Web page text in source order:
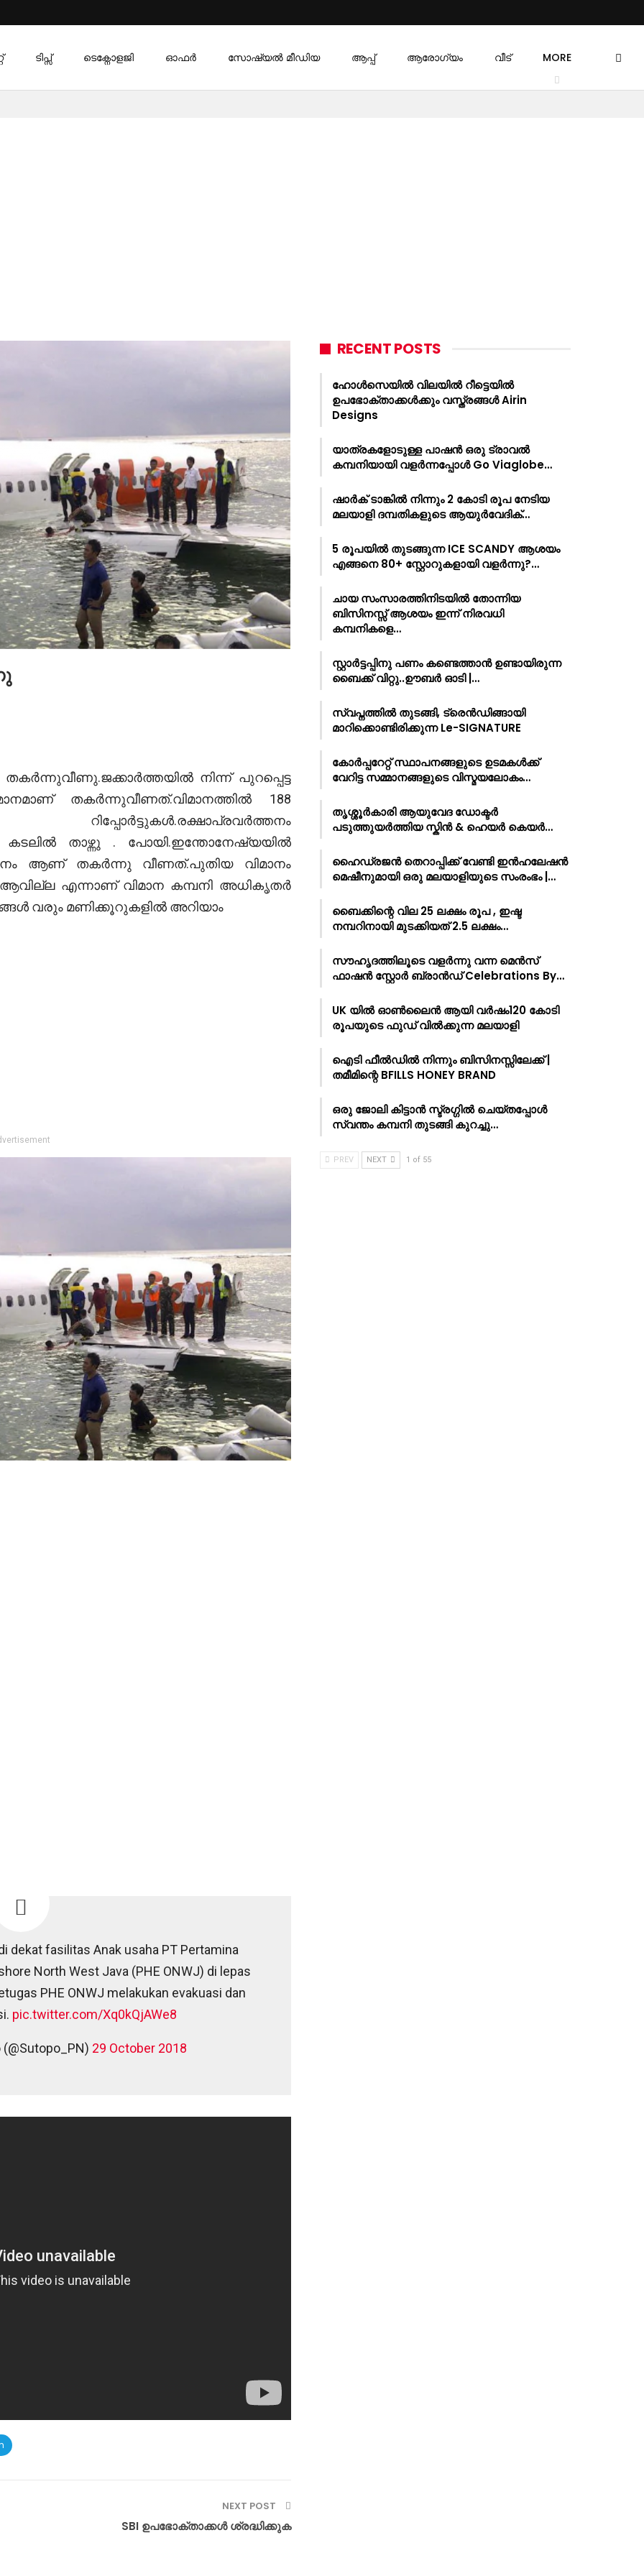
ടിപ്സ് ടെക്നോളജി ഓഫര്‍ സോഷ്യൽ മീഡിയ ആപ്പ് ആരോഗ്യം വീട് MORE
നിന്ന് പുറപ്പെട്ട
തകർന്നുവീണത്.വിമാനത്തിൽ 188
താഴ്ന്നു . പോയി.ഇന്തോനേഷ്യയിൽ
ആണ് തകർന്നു വീണത്.പുതിയ വിമാനം
എന്നാണ് വിമാന കമ്പനി അധികൃതർ
വരും മണിക്കൂറുകളിൽ അറിയാം
dekat fasilitas Anak usaha PT Pertamina
North West Java (PHE ONWJ) di lepas
PHE ONWJ melakukan evakuasi dan
pic.twitter.com/Xq0kQjAWe8
29 October 2018
NEXT POST
SBI ഉപഭോക്താക്കൾ ശ്രദ്ധിക്കുക
RECENT POSTS
ഹോൾസെയിൽ വിലയിൽ റീട്ടെയിൽ
ഉപഭോക്താക്കൾക്കും വസ്ത്രങ്ങൾ Airin
Designs
യാത്രകളോടുള്ള പാഷൻ ഒരു ട്രാവൽ
കമ്പനിയായി വളർന്നപ്പോൾ Go Viaglobe…
ഷാർക്‌ ടാങ്കിൽ നിന്നും 2 കോടി രൂപ നേടിയ
മലയാളി ദമ്പതികളുടെ ആയുർവേദിക്…
5 രൂപയിൽ തുടങ്ങുന്ന ICE SCANDY ആശയം
എങ്ങനെ 80+ സ്റ്റോറുകളായി വളർന്നു?…
ചായ സംസാരത്തിനിടയിൽ തോന്നിയ
ബിസിനസ്സ് ആശയം ഇന്ന് നിരവധി
കമ്പനികളെ…
സ്റ്റാർട്ടപ്പിനു പണം കണ്ടെത്താൻ ഉണ്ടായിരുന്ന
ബൈക്ക് വിറ്റു..ഊബർ ഓടി |…
സ്വപ്നത്തിൽ തുടങ്ങി, ട്രെൻഡിങ്ങായി
മാറിക്കൊണ്ടിരിക്കുന്ന Le-SIGNATURE
കോർപ്പറേറ്റ് സ്ഥാപനങ്ങളുടെ ഉടമകൾക്ക്
വേറിട്ട സമ്മാനങ്ങളുടെ വിസ്മയലോകം…
തൃശ്ശൂർകാരി ആയുവേദ ഡോക്ടർ
പടുത്തുയർത്തിയ സ്കിൻ & ഹെയർ കെയർ…
ഹൈഡ്രജൻ തെറാപ്പിക്ക് വേണ്ടി ഇൻഹലേഷൻ
മെഷീനുമായി ഒരു മലയാളിയുടെ സംരംഭം |…
ബൈക്കിന്റെ വില 25 ലക്ഷം രൂപ , ഇഷ്ട
നമ്പറിനായി മുടക്കിയത് 2.5 ലക്ഷം…
സൗഹൃദത്തിലൂടെ വളർന്നു വന്ന മെൻസ്
ഫാഷൻ സ്റ്റോർ ബ്രാൻഡ് Celebrations By…
UK യിൽ ഓൺലൈൻ ആയി വർഷം120 കോടി
രൂപയുടെ ഫുഡ് വിൽക്കുന്ന മലയാളി
ഐടി ഫീൽഡിൽ നിന്നും ബിസിനസ്സിലേക്ക് |
തമീമിന്റെ BFILLS HONEY BRAND
ഒരു ജോലി കിട്ടാൻ സ്ട്രഗ്ഗിൽ ചെയ്തപ്പോൾ
സ്വന്തം കമ്പനി തുടങ്ങി കുറച്ചു…
PREV NEXT 1 of 55